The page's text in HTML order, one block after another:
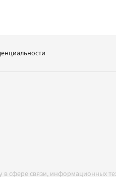
сфере связи, информационных